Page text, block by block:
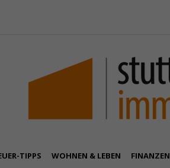
TIPPS WOHNEN & LEBEN FINANZEN